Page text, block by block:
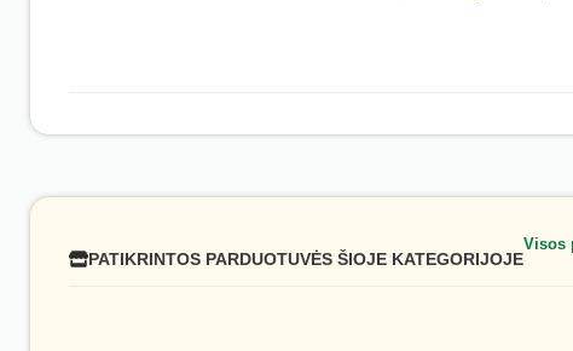
PATIKRINTOS PARDUOTUVĖS ŠIOJE KATEGORIJOJE
Visos